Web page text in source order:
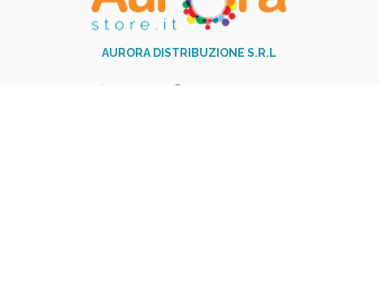
AURORA DISTRIBUZIONE S.R.L
phone +39 081 517 9251